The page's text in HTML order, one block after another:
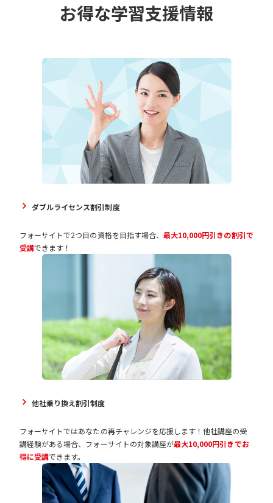
お得な学習支援情報
ダブルライセンス割引制度
フォーサイトで2つ目の資格を目指す場合、 最大10,000円引きの割引で
受講できます！
他社乗り換え割引制度
フォーサイトではあなたの再チャレンジを応援します！他社講座の受
講経験がある場合、フォーサイトの対象講座が最大10,000円引きでお
得に受講できます。